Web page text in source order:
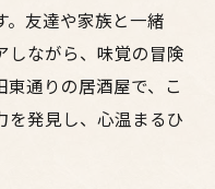
。友達や家族と一緒
しながら、味覚の冒険
通りの居酒屋で、こ
を発見し、心温まるひ